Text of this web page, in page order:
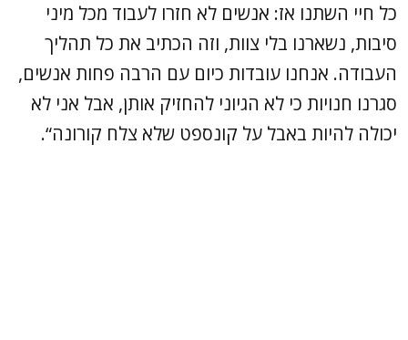
כל חיי השתנו אז: אנשים לא חזרו לעבוד מכל מיני
סיבות, נשארנו בלי צוות, וזה הכתיב את כל תהליך
העבודה. אנחנו עובדות כיום עם הרבה פחות אנשים,
סגרנו חנויות כי לא הגיוני להחזיק אותן, אבל אני לא
יכולה להיות באבל על קונספט שלא צלח קורונה“.